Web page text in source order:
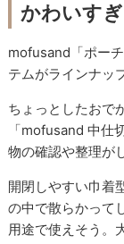
かわいすぎ
mofusand「ポー
テムがラインナップ
ちょっとしたおで
「mofusand 中仕
物の確認や整理が
開閉しやすい巾着
の中で散らかって
用途で使えそう。